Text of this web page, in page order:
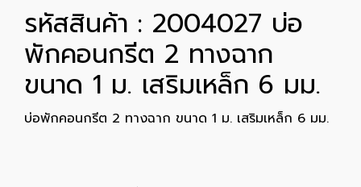
รหัสสินค้า : 2004027 บ่อ
พักคอนกรีต 2 ทางฉาก
ขนาด 1 ม. เสริมเหล็ก 6 มม.
บ่อพักคอนกรีต 2 ทางฉาก ขนาด 1 ม. เสริมเหล็ก 6 มม.